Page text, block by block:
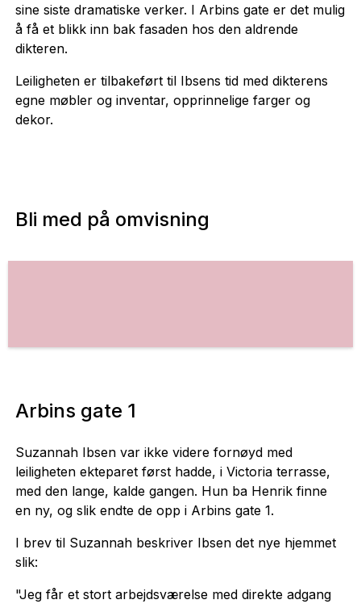
sine siste dramatiske verker. I Arbins gate er det mulig
å få et blikk inn bak fasaden hos den aldrende
dikteren.
Leiligheten er tilbakeført til Ibsens tid med dikterens
egne møbler og inventar, opprinnelige farger og
dekor.
Bli med på omvisning
Arbins gate 1
Suzannah Ibsen var ikke videre fornøyd med
leiligheten ekteparet først hadde, i Victoria terrasse,
med den lange, kalde gangen. Hun ba Henrik finne
en ny, og slik endte de opp i Arbins gate 1.
I brev til Suzannah beskriver Ibsen det nye hjemmet
slik:
"Jeg får et stort arbejdsværelse med direkte adgang